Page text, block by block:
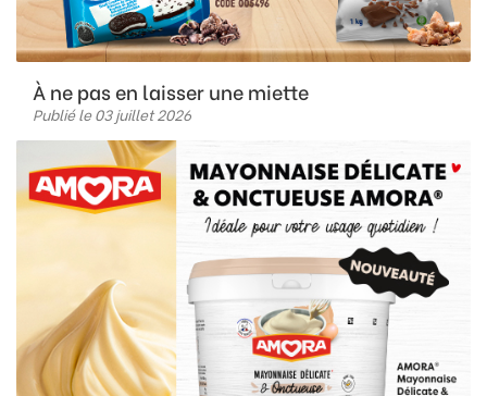
À ne pas en laisser une miette
Publié le 03 juillet 2026